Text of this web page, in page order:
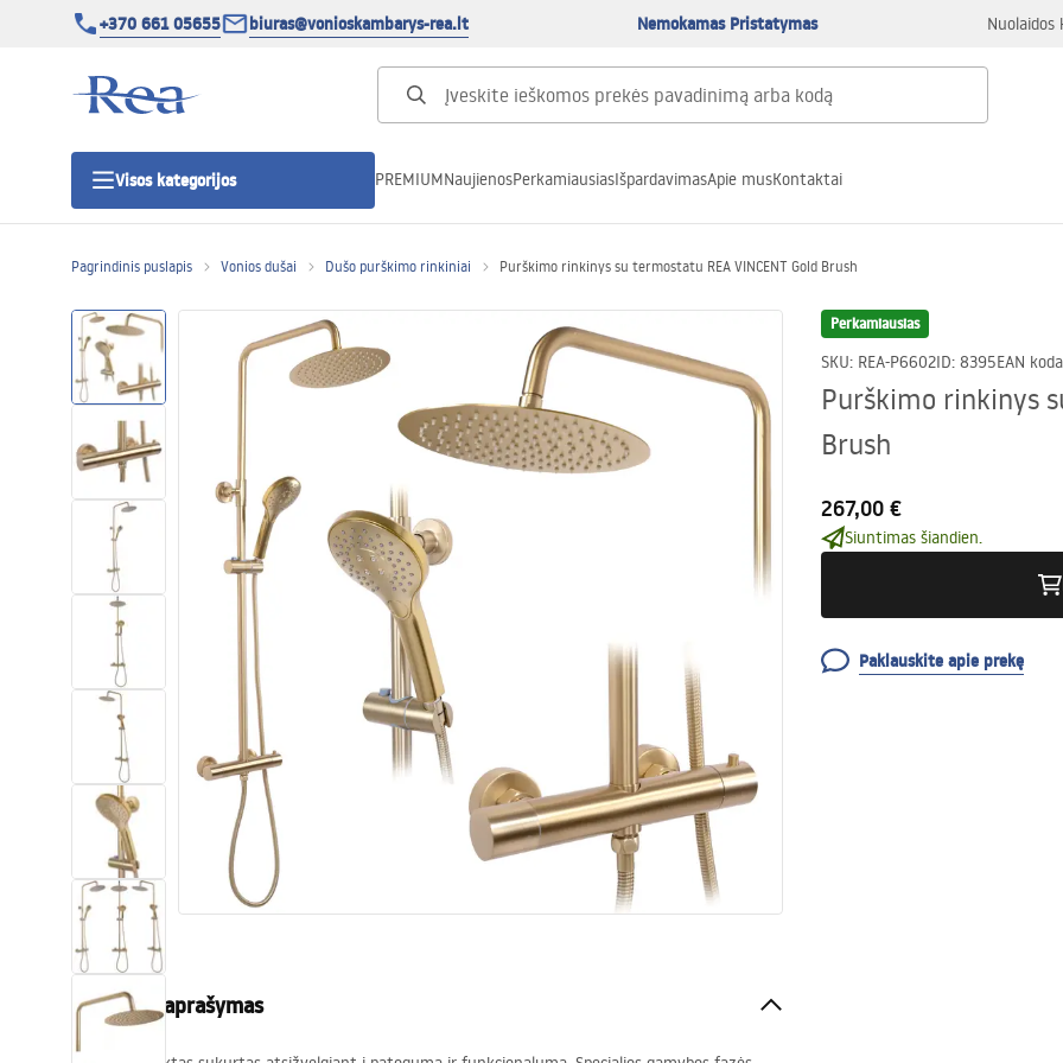
+370 661 05655 biuras@vonioskambarys-rea.lt Nemokamas Pristatymas Nuolaidos
Visos kategorijos
Dušo durys
Vonios dušo padėklai
Linijiniai dušo kanalai
Vonios ir ekranai
Vonios maišytuvai
Virtuvė
Vonios aksesuarai ir baldai
PREMIUMNaujienosPerkamiausiasIšpardavimasApie musKontaktai
Pagrindinis puslapis Vonios dušai Dušo purškimo rinkiniai Purškimo rinkinys su termostatu REA VINCENT Gold Brush
Perkamiausias
SKU: REA-P6602ID: 8395EAN
Purškimo rinkinys
Brush
267,00 €
Siuntimas šiandien.
Paklauskite apie prekę
Produkto aprašymas